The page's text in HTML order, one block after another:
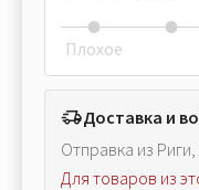
Плохое
Доставка и
Отправка из
Для товаров из